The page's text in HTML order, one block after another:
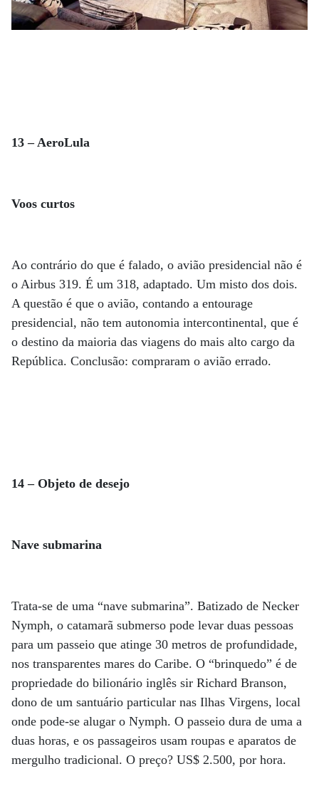
13 – AeroLula
Voos curtos
Ao contrário do que é falado, o avião presidencial não é
o Airbus 319. É um 318, adaptado. Um misto dos dois.
A questão é que o avião, contando a entourage
presidencial, não tem autonomia intercontinental, que é
o destino da maioria das viagens do mais alto cargo da
República. Conclusão: compraram o avião errado.
14 – Objeto de desejo
Nave submarina
Trata-se de uma “nave submarina”. Batizado de Necker
Nymph, o catamarã submerso pode levar duas pessoas
para um passeio que atinge 30 metros de profundidade,
nos transparentes mares do Caribe. O “brinquedo” é de
propriedade do bilionário inglês sir Richard Branson,
dono de um santuário particular nas Ilhas Virgens, local
onde pode-se alugar o Nymph. O passeio dura de uma a
duas horas, e os passageiros usam roupas e aparatos de
mergulho tradicional. O preço? US$ 2.500, por hora.